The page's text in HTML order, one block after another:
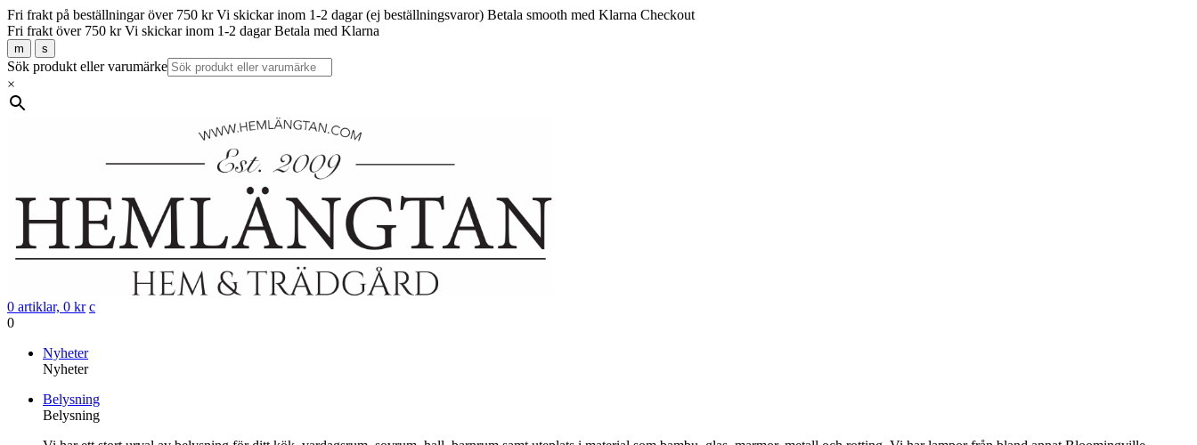
Fri frakt på beställningar över 750 kr Vi skickar inom 1-2 dagar (ej beställningsvaror) Betala smooth med Klarna Checkout
Fri frakt över 750 kr Vi skickar inom 1-2 dagar Betala med Klarna
m s
Sök produkt eller varumärke
×
0 artiklar, 0 kr c
0
innehåll
Nyheter
Nyheter
Belysning
Belysning